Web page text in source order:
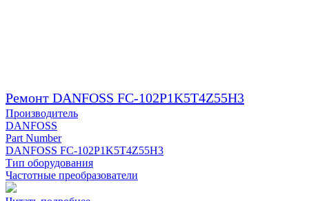
Ремонт DANFOSS FC-102P1K5T4Z55H3
Производитель
DANFOSS
Part Number
DANFOSS FC-102P1K5T4Z55H3
Тип оборудования
Частотные преобразователи